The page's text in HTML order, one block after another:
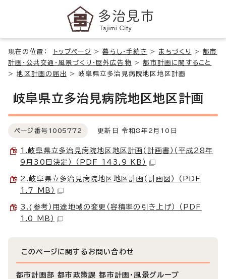
現在の位置： トップページ >暮らし・手続き > まちづくり >都市
計画・公共交通・風景づくり・屋外広告物
>都市計画に関すること
>地区計画の届出 > 岐阜県立多治見病院地区地区計画
岐阜県立多治見病院地区地区計画
ページ番号 1005772 更新日 令和8年2月10日
1.岐阜県立多治見病院地区地区計画（計画書）（平成28年
9月30日決定） （PDF 143.9 KB）
2.岐阜県立多治見病院地区地区計画（計画図） （PDF
1.7 MB）
3.(参考）用途地域の変更（容積率の引き上げ） （PDF
1.0 MB）
このページに関する お問い合わせ
都市計画部 都市政策課 都市計画・風景グループ